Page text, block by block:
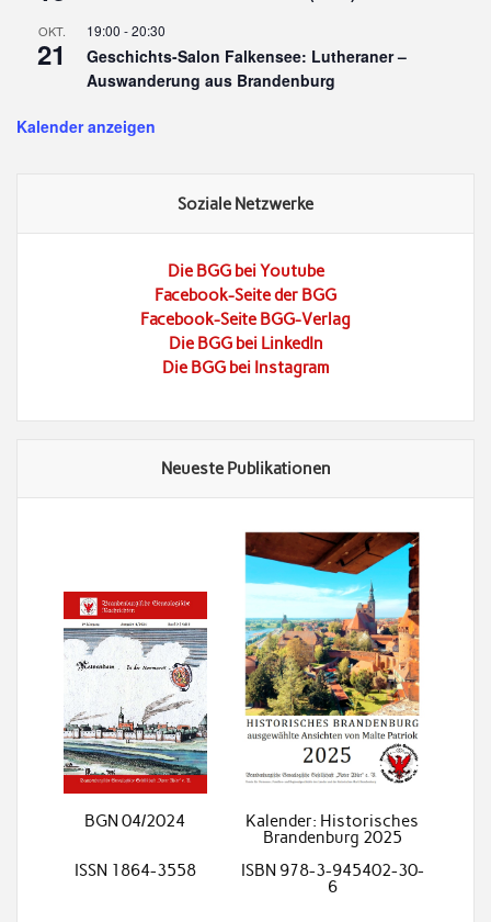
OKT.
21
19:00 -20:30
Geschichts-Salon Falkensee: Lutheraner –
Auswanderung aus Brandenburg
Kalender anzeigen
Soziale Netzwerke
Die BGG bei Youtube
Facebook-Seite der BGG
Facebook-Seite BGG-Verlag
Die BGG bei LinkedIn
Die BGG bei Instagram
Neueste Publikationen
BGN 04/2024
Kalender: Historisches
Brandenburg 2025
ISSN 1864-3558
ISBN 978-3-945402-30-
6